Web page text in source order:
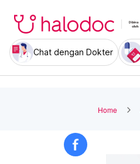
Chat dengan Dokter
Home